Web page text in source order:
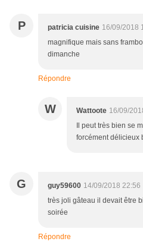
P patricia cuisine 16/09/2018
magnifique mais sans
dimanche
Répondre
W Wattoote 16/09/
Il peut très bien se
forcément délicieux
G guy59600 14/09/2018 22:56
très joli gâteau il devait être
soirée
Répondre